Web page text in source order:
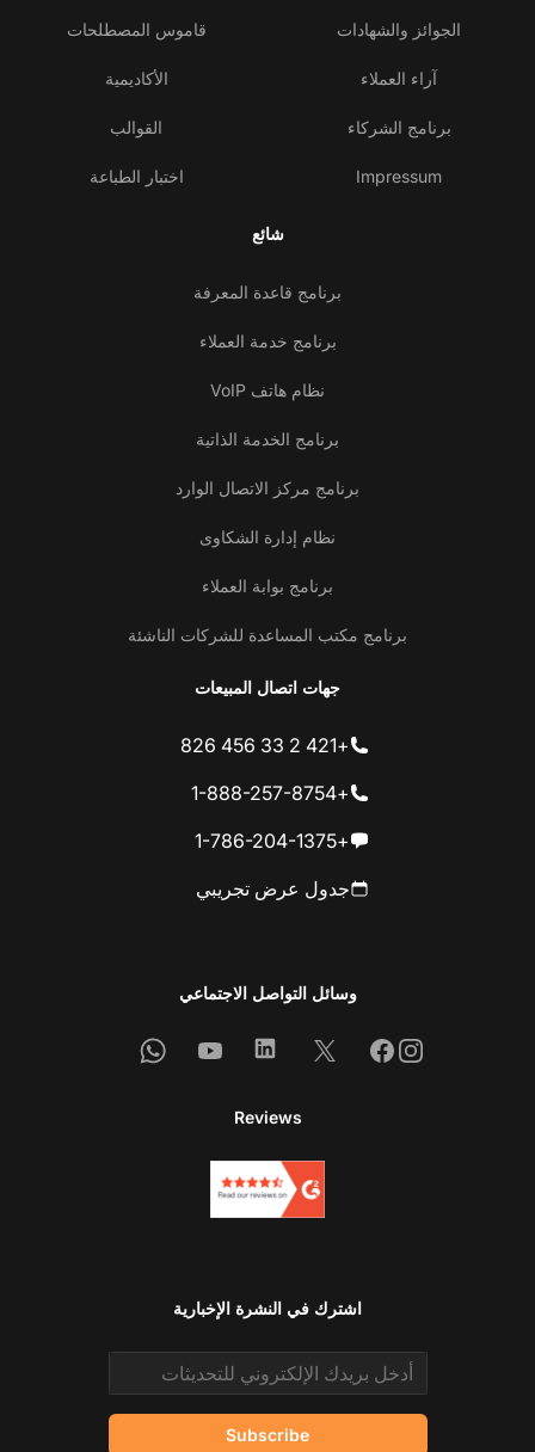
الجوائز والشهادات
آراء العملاء
برنامج الشركاء
Impressum
قاموس المصطلحات
الأكاديمية
القوالب
اختبار الطباعة
شائع
برنامج قاعدة المعرفة
برنامج خدمة العملاء
نظام هاتف VoIP
برنامج الخدمة الذاتية
برنامج مركز الاتصال الوارد
نظام إدارة الشكاوى
برنامج بوابة العملاء
برنامج مكتب المساعدة للشركات الناشئة
جهات اتصال المبيعات
+421 2 33 456 826
+1-888-257-8754
+1-786-204-1375
جدول عرض تجريبي
وسائل التواصل الاجتماعي
Instagram
Facebook
X
Linkedin
Youtube
Whatsapp
Reviews
اشترك في النشرة الإخبارية
Email address
Subscribe